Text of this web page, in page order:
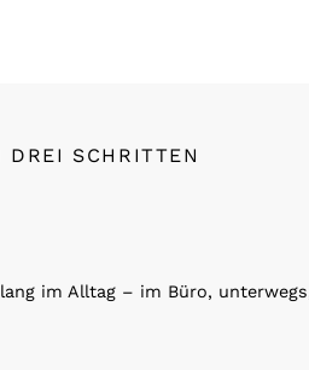
DREI SCHRITTEN
lang im Alltag – im Büro,